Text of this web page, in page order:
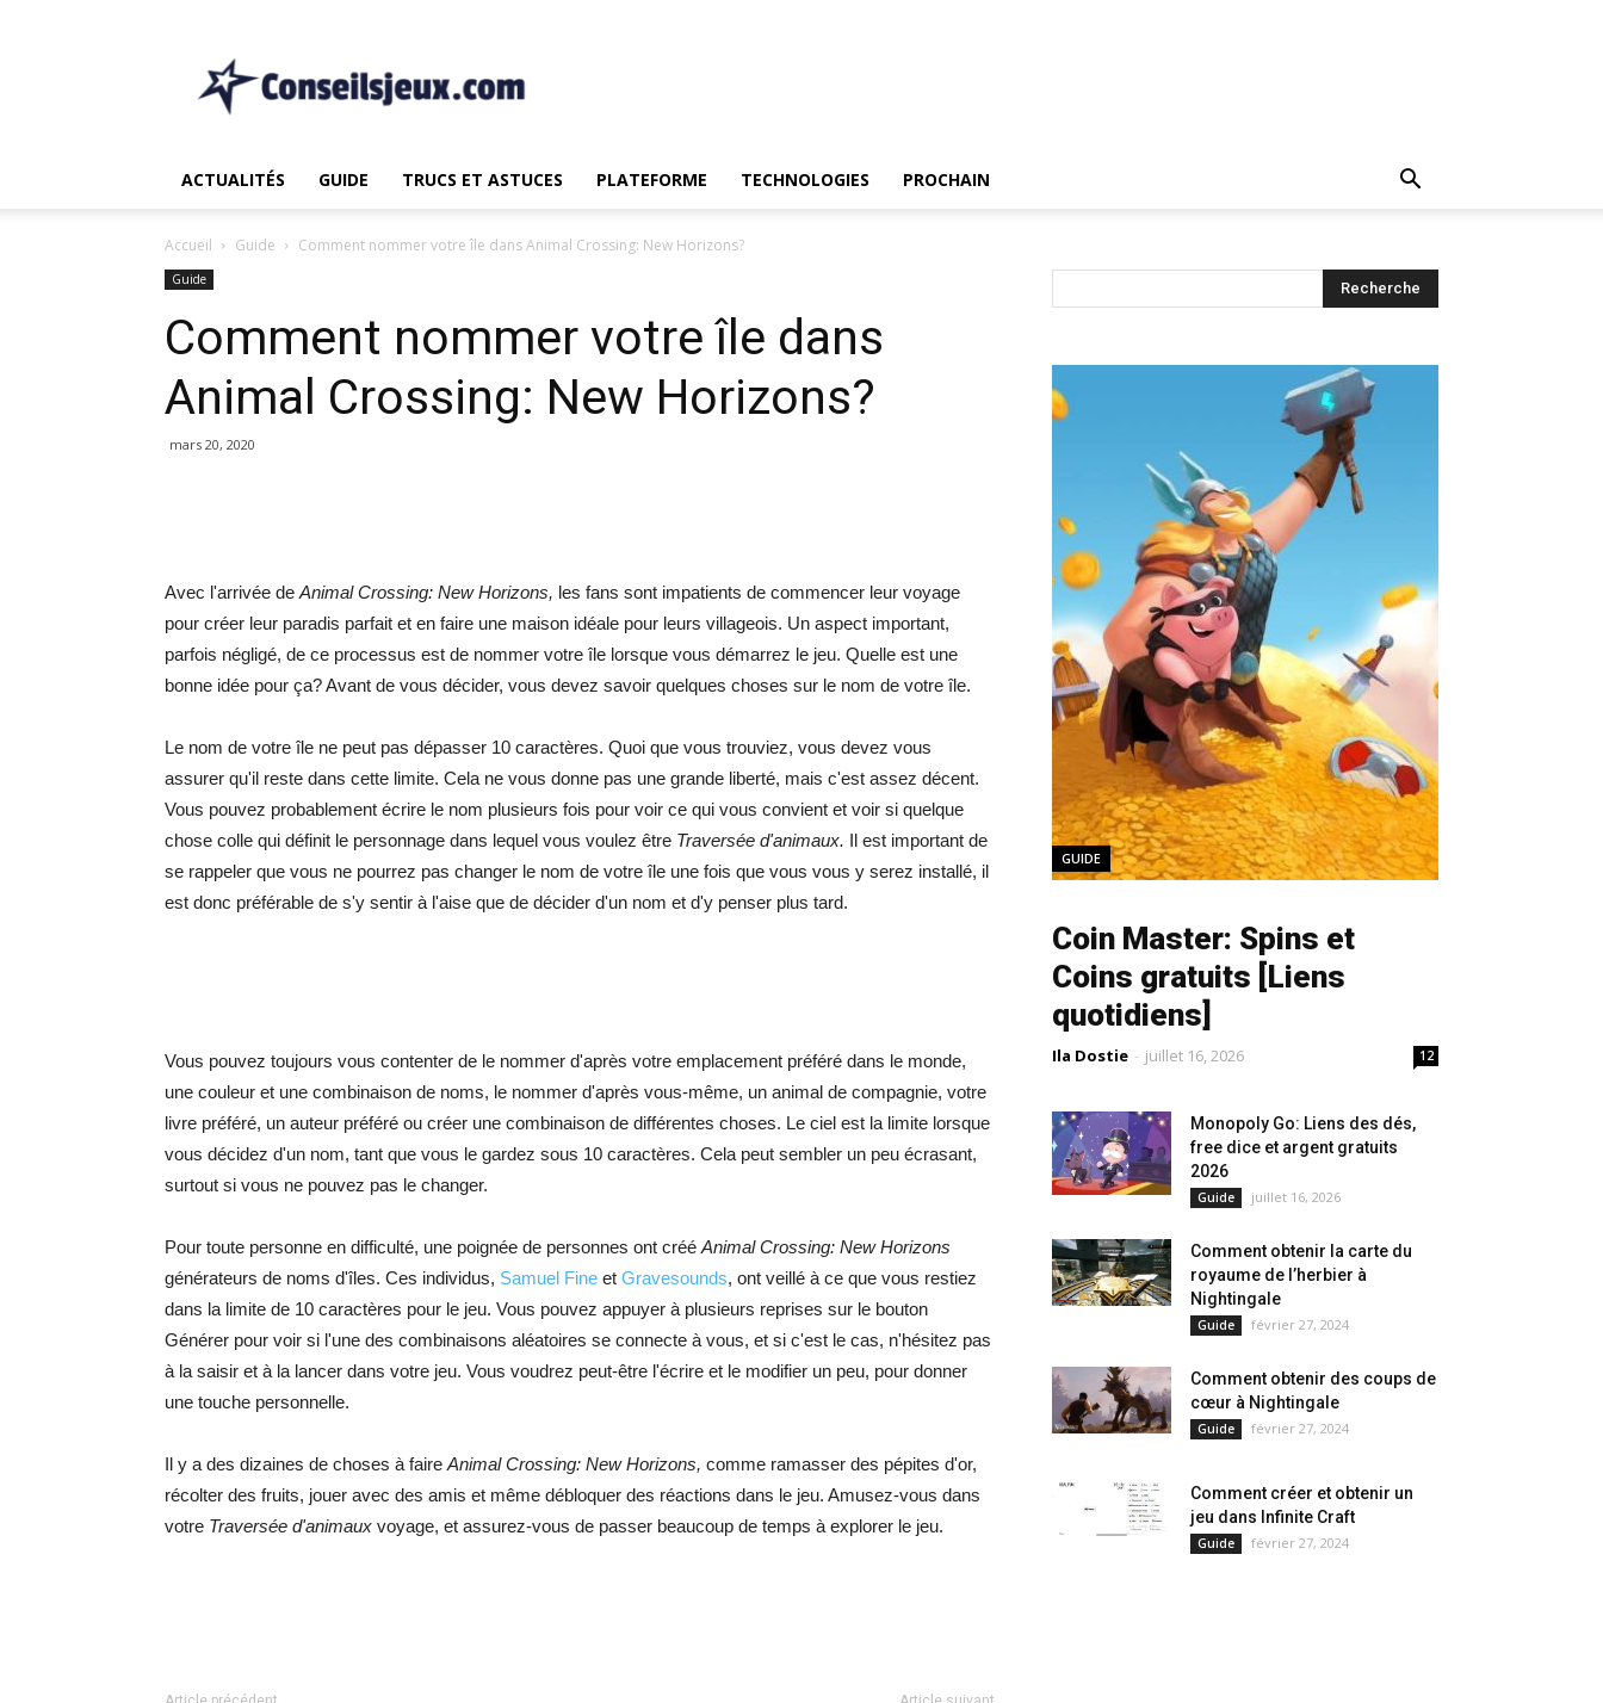
non.
1
Source
les
Guide
ACTUALITÉS GUIDE TRUCS ET ASTUCES PLATEFORME TECHNOLOGIES PROCHAIN
Accueil Guide Comment nommer votre île dans Animal Crossing: New Horizons?
Guide
Comment nommer votre île dans
Animal Crossing: New Horizons?
mars 20, 2020
Avec l'arrivée de Animal Crossing: New Horizons, les fans sont impatients de commencer leur voyage
pour créer leur paradis parfait et en faire une maison idéale pour leurs villageois. Un aspect important,
parfois négligé, de ce processus est de nommer votre île lorsque vous démarrez le jeu. Quelle est une
bonne idée pour ça? Avant de vous décider, vous devez savoir quelques choses sur le nom de votre île.
Le nom de votre île ne peut pas dépasser 10 caractères. Quoi que vous trouviez, vous devez vous
assurer qu'il reste dans cette limite. Cela ne vous donne pas une grande liberté, mais c'est assez décent.
Vous pouvez probablement écrire le nom plusieurs fois pour voir ce qui vous convient et voir si quelque
chose colle qui définit le personnage dans lequel vous voulez être Traversée d'animaux. Il est important de
se rappeler que vous ne pourrez pas changer le nom de votre île une fois que vous vous y serez installé, il
est donc préférable de s'y sentir à l'aise que de décider d'un nom et d'y penser plus tard.
Vous pouvez toujours vous contenter de le nommer d'après votre emplacement préféré dans le monde,
une couleur et une combinaison de noms, le nommer d'après vous-même, un animal de compagnie, votre
livre préféré, un auteur préféré ou créer une combinaison de différentes choses. Le ciel est la limite lorsque
vous décidez d'un nom, tant que vous le gardez sous 10 caractères. Cela peut sembler un peu écrasant,
surtout si vous ne pouvez pas le changer.
Pour toute personne en difficulté, une poignée de personnes ont créé Animal Crossing: New Horizons
générateurs de noms d'îles. Ces individus, Samuel Fine et Gravesounds, ont veillé à ce que vous restiez
dans la limite de 10 caractères pour le jeu. Vous pouvez appuyer à plusieurs reprises sur le bouton
Générer pour voir si l'une des combinaisons aléatoires se connecte à vous, et si c'est le cas, n'hésitez pas
à la saisir et à la lancer dans votre jeu. Vous voudrez peut-être l'écrire et le modifier un peu, pour donner
une touche personnelle.
Il y a des dizaines de choses à faire Animal Crossing: New Horizons, comme ramasser des pépites d'or,
récolter des fruits, jouer avec des amis et même débloquer des réactions dans le jeu. Amusez-vous dans
votre Traversée d'animaux voyage, et assurez-vous de passer beaucoup de temps à explorer le jeu.
GUIDE
Coin Master: Spins et
Coins gratuits [Liens
quotidiens]
Ila Dostie - juillet 16, 2026 12
Monopoly Go: Liens des dés,
free dice et argent gratuits
2026
Guide juillet 16, 2026
Comment obtenir la carte du
royaume de l’herbier à
Nightingale
Guide février 27, 2024
Comment obtenir des coups de
cœur à Nightingale
Guide février 27, 2024
Comment créer et obtenir un
jeu dans Infinite Craft
Guide février 27, 2024